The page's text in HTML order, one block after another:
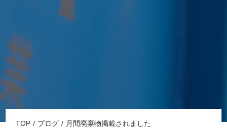
TOP ブログ 月間廃棄物掲載されました